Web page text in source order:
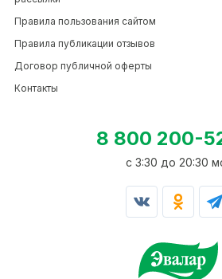
Правила пользования сайтом
Правила публикации отзывов
Договор публичной оферты
Контакты
8 800 200-
c 3:30 до 20:30